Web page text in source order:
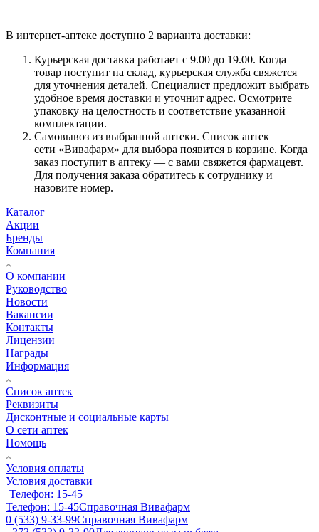
В интернет-аптеке доступно 2 варианта доставки:
Курьерская доставка работает с 9.00 до 19.00. Когда
товар поступит на склад, курьерская служба свяжется
для уточнения деталей. Специалист предложит выбрать
удобное время доставки и уточнит адрес. Осмотрите
упаковку на целостность и соответствие указанной
комплектации.
Самовывоз из выбранной аптеки. Список аптек
сети «Вивафарм» для выбора появится в корзине. Когда
заказ поступит в аптеку — с вами свяжется фармацевт.
Для получения заказа обратитесь к сотруднику и
назовите номер.
Каталог
Акции
Бренды
Компания
О компании
Руководство
Новости
Вакансии
Контакты
Лицензии
Награды
Информация
Список аптек
Реквизиты
Дисконтные и социальные карты
О сети аптек
Помощь
Условия оплаты
Условия доставки
Телефон: 15-45
Телефон: 15-45Справочная Вивафарм
0 (533) 9-33-99Справочная Вивафарм